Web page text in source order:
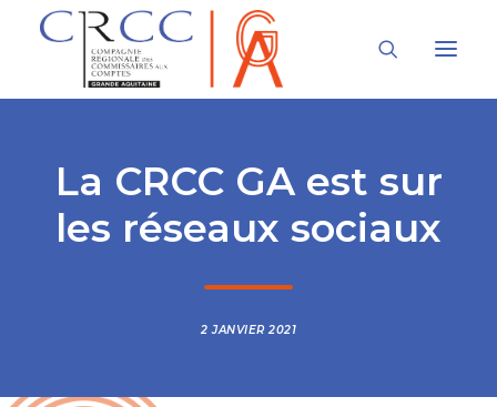
LA PROFESSION
La CRCC GA est sur
les réseaux sociaux
2 JANVIER 2021